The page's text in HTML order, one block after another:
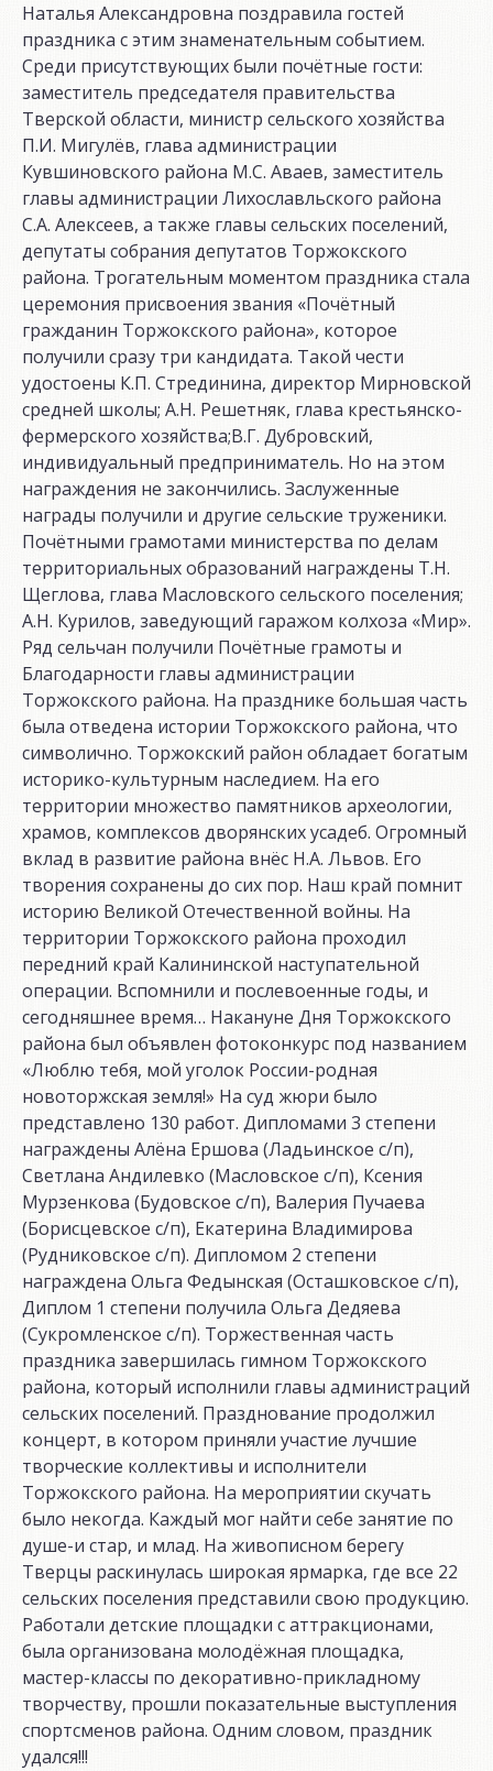
Наталья Александровна поздравила гостей
праздника с этим знаменательным событием.
Среди присутствующих были почётные гости:
заместитель председателя правительства
Тверской области, министр сельского хозяйства
П.И. Мигулёв, глава администрации
Кувшиновского района М.С. Аваев, заместитель
главы администрации Лихославльского района
С.А. Алексеев, а также главы сельских поселений,
депутаты собрания депутатов Торжокского
района. Трогательным моментом праздника стала
церемония присвоения звания «Почётный
гражданин Торжокского района», которое
получили сразу три кандидата. Такой чести
удостоены К.П. Стрединина, директор Мирновской
средней школы; А.Н. Решетняк, глава крестьянско-
фермерского хозяйства;В.Г. Дубровский,
индивидуальный предприниматель. Но на этом
награждения не закончились. Заслуженные
награды получили и другие сельские труженики.
Почётными грамотами министерства по делам
территориальных образований награждены Т.Н.
Щеглова, глава Масловского сельского поселения;
А.Н. Курилов, заведующий гаражом колхоза «Мир».
Ряд сельчан получили Почётные грамоты и
Благодарности главы администрации
Торжокского района. На празднике большая часть
была отведена истории Торжокского района, что
символично. Торжокский район обладает богатым
историко-культурным наследием. На его
территории множество памятников археологии,
храмов, комплексов дворянских усадеб. Огромный
вклад в развитие района внёс Н.А. Львов. Его
творения сохранены до сих пор. Наш край помнит
историю Великой Отечественной войны. На
территории Торжокского района проходил
передний край Калининской наступательной
операции. Вспомнили и послевоенные годы, и
сегодняшнее время… Накануне Дня Торжокского
района был объявлен фотоконкурс под названием
«Люблю тебя, мой уголок России-родная
новоторжская земля!» На суд жюри было
представлено 130 работ. Дипломами 3 степени
награждены Алёна Ершова (Ладьинское с/п),
Светлана Андилевко (Масловское с/п), Ксения
Мурзенкова (Будовское с/п), Валерия Пучаева
(Борисцевское с/п), Екатерина Владимирова
(Рудниковское с/п). Дипломом 2 степени
награждена Ольга Федынская (Осташковское с/п),
Диплом 1 степени получила Ольга Дедяева
(Сукромленское с/п). Торжественная часть
праздника завершилась гимном Торжокского
района, который исполнили главы администраций
сельских поселений. Празднование продолжил
концерт, в котором приняли участие лучшие
творческие коллективы и исполнители
Торжокского района. На мероприятии скучать
было некогда. Каждый мог найти себе занятие по
душе-и стар, и млад. На живописном берегу
Тверцы раскинулась широкая ярмарка, где все 22
сельских поселения представили свою продукцию.
Работали детские площадки с аттракционами,
была организована молодёжная площадка,
мастер-классы по декоративно-прикладному
творчеству, прошли показательные выступления
спортсменов района. Одним словом, праздник
удался!!!